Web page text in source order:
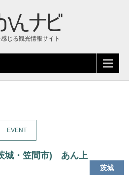
じる観光情報サイト
EVENT
茨城
城・笠間市) あん上